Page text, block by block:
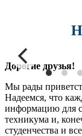
Дорогие друзья!
Мы рады
Надеемся, что
информацию для
техникума и,
студенчества и